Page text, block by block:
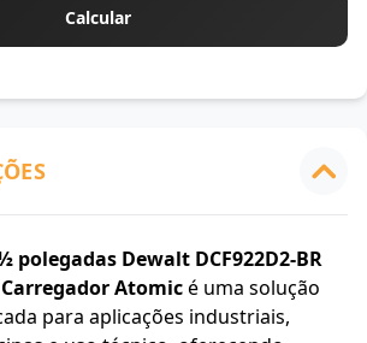
polegadas Dewalt DCF922D2-BR
Atomicé uma solução
para aplicações industriais,